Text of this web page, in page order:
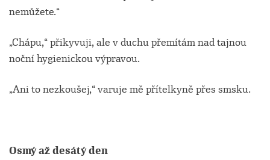
nemůžete.“
„Chápu,“ přikyvuji, ale v duchu přemítám nad tajnou
noční hygienickou výpravou.
„Ani to nezkoušej,“ varuje mě přítelkyně přes smsku.
Osmý až desátý den